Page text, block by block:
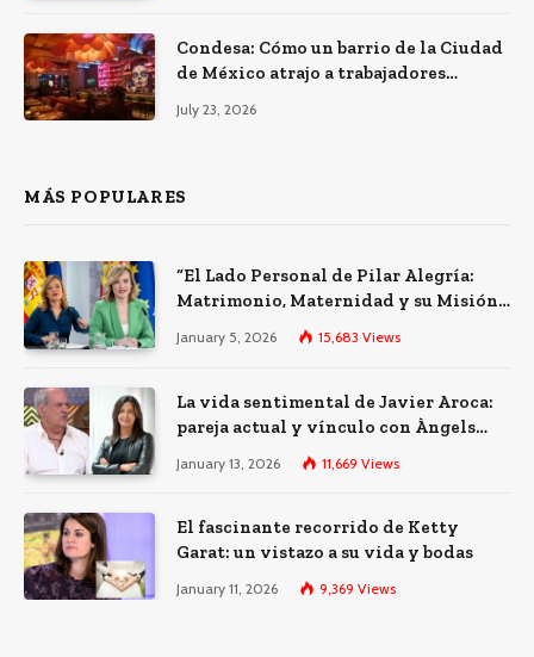
Condesa: Cómo un barrio de la Ciudad
de México atrajo a trabajadores
July 23, 2026
MÁS POPULARES
“El Lado Personal de Pilar Alegría:
Matrimonio, Maternidad y su Misión
January 5, 2026 15,683 Views
La vida sentimental de Javier Aroca:
pareja actual y vínculo con Àngels
January 13, 2026 11,669 Views
El fascinante recorrido de Ketty
Garat: un vistazo a su vida y bodas
January 11, 2026 9,369 Views